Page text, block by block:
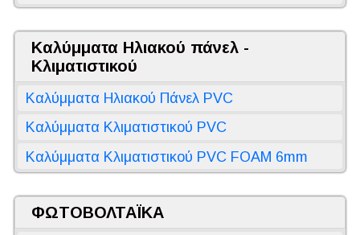
Καλύμματα Ηλιακού πάνελ -
Κλιματιστικού
Καλύμματα Ηλιακού Πάνελ PVC
Καλύμματα Κλιματιστικού PVC
Καλύμματα Κλιματιστικού PVC FOAM 6mm
ΦΩΤΟΒΟΛΤΑΪΚΑ